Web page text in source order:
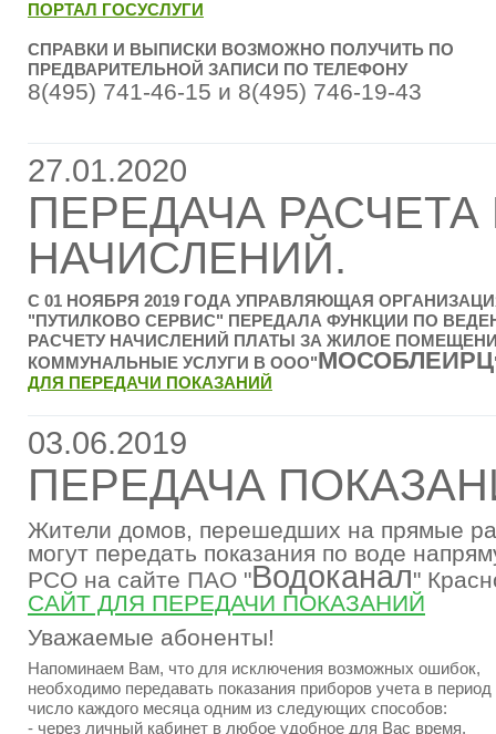
ПОРТАЛ ГОСУСЛУГИ
СПРАВКИ И ВЫПИСКИ ВОЗМОЖНО ПОЛУЧИТЬ ПО
ПРЕДВАРИТЕЛЬНОЙ ЗАПИСИ ПО ТЕЛЕФОНУ
8(495) 741-46-15 и 8(495) 746-19-43
27.01.2020
ПЕРЕДАЧА РАСЧЕТА
НАЧИСЛЕНИЙ.
С 01 НОЯБРЯ 2019 ГОДА УПРАВЛЯЮЩАЯ
"ПУТИЛКОВО СЕРВИС" ПЕРЕДАЛА ФУНКЦИИ ПО
РАСЧЕТУ НАЧИСЛЕНИЙ ПЛАТЫ ЗА ЖИЛОЕ
КОММУНАЛЬНЫЕ УСЛУГИ В ООО"МОСОБЛЕИРЦ
ДЛЯ ПЕРЕДАЧИ ПОКАЗАНИЙ
03.06.2019
ПЕРЕДАЧА
Жители домов, перешедших на прямые
могут передать показания по воде
РСО на сайте ПАО "Водоканал"
САЙТ ДЛЯ ПЕРЕДАЧИ ПОКАЗАНИЙ
Уважаемые абоненты!
Напоминаем Вам, что для исключения возможных ошибок,
необходимо передавать показания приборов учета в период
число каждого месяца одним из следующих способов:
- через личный кабинет в любое удобное для Вас время,